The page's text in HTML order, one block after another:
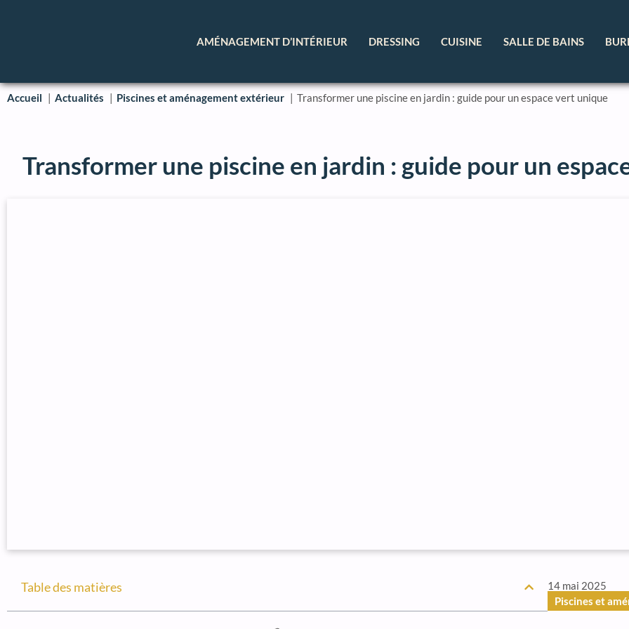
AMÉNAGEMENT D’INTÉRIEUR DRESSING CUISINE SALLE DE BAINS
Accueil Actualités Piscines et aménagement extérieur Transformer une piscine en jardin : guide pour un espace vert unique
Transformer une piscine en jardin : guide pour un
Table des matières
14 mai 2025
Piscines et